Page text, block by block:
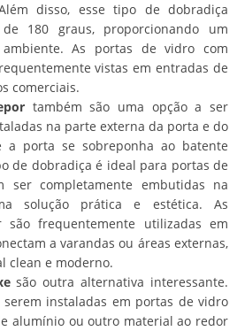
disso, esse tipo de dobradiça
180 graus, proporcionando um
As portas de vidro com
vistas em entradas de
comerciais.
também são uma opção a ser
na parte externa da porta e do
a porta se sobreponha ao batente
de dobradiça é ideal para portas de
ser completamente embutidas na
solução prática e estética. As
são frequentemente utilizadas em
a varandas ou áreas externas,
clean e moderno.
são outra alternativa interessante.
serem instaladas em portas de vidro
alumínio ou outro material ao redor